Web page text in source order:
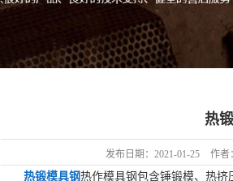
热
发布日期： 2021-01-25 作者：
热锻模具钢热作模具钢包含锤锻模、热